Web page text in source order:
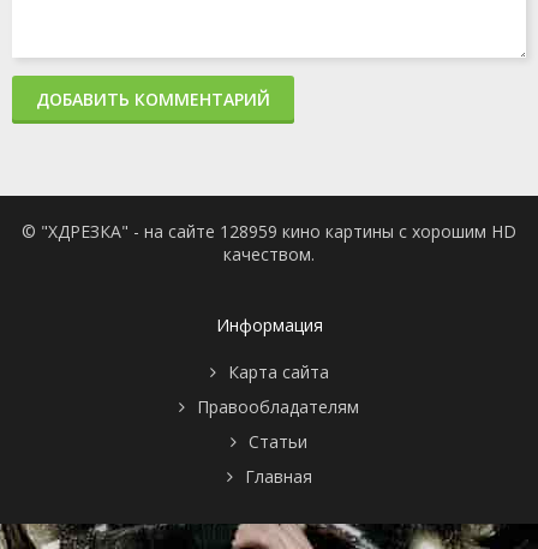
ДОБАВИТЬ КОММЕНТАРИЙ
© "ХДРЕЗКА" - на сайте 128959 кино картины с хорошим HD
качеством.
Информация
Карта сайта
Правообладателям
Статьи
Главная